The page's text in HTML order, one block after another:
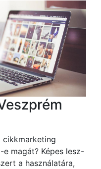
cikkmarketing
magát? Képes lesz-
a használatára,